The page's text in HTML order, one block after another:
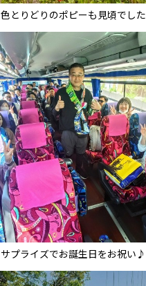
色とりどりのポピーも見頃でした
サプライズでお誕生日をお祝い♪